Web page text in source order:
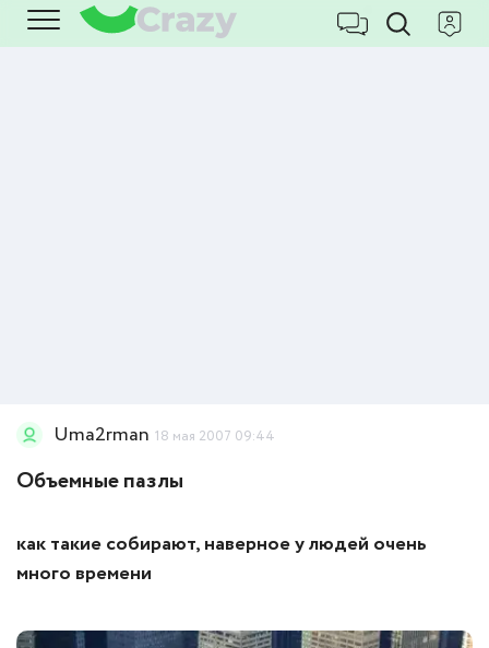
Uma2rman 18 мая 2007 09:44
Объемные пазлы
как такие собирают, наверное у людей очень
много времени